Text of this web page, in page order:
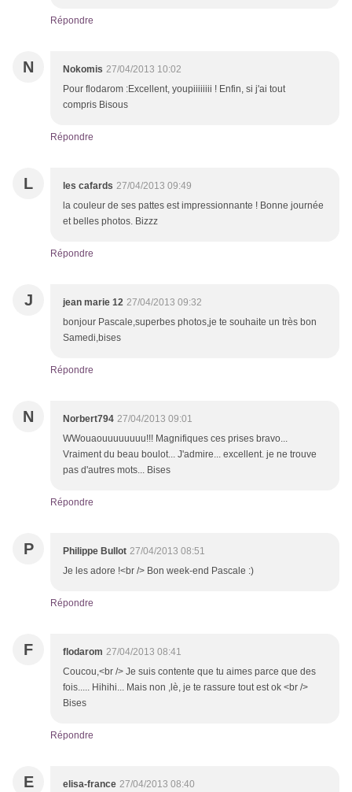
Répondre
N Nokomis 27/04/2013 10:02
Pour flodarom :Excellent, youpiiiiiiii ! Enfin, si j'ai tout
compris Bisous
Répondre
L les cafards 27/04/2013 09:49
la couleur de ses pattes est impressionnante ! Bonne journée
et belles photos. Bizzz
Répondre
J jean marie 12 27/04/2013 09:32
bonjour Pascale,superbes photos,je te souhaite un très bon
Samedi,bises
Répondre
N Norbert794 27/04/2013 09:01
WWouaouuuuuuuu!!! Magnifiques ces prises bravo...
Vraiment du beau boulot... J'admire... excellent. je ne trouve
pas d'autres mots... Bises
Répondre
P Philippe Bullot 27/04/2013 08:51
Je les adore !<br /> Bon week-end Pascale :)
Répondre
F flodarom 27/04/2013 08:41
Coucou,<br /> Je suis contente que tu aimes parce que des
fois..... Hihihi... Mais non ,lè, je te rassure tout est ok <br />
Bises
Répondre
E elisa-france 27/04/2013 08:40